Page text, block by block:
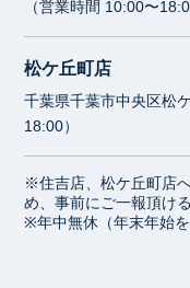
（営業時間 10:00〜
松ケ丘町店
千葉県千葉市中央区松
18:00）
※住吉店、松ケ丘町店
め、事前にご一報頂け
※年中無休（年末年始